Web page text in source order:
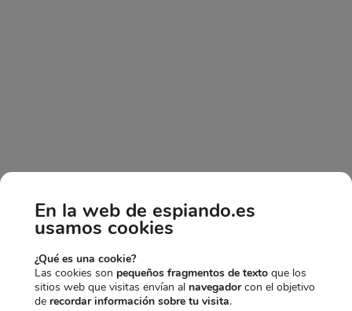
CARACTERÍSTICAS TÉCNICAS:
RESOLUCIÓN 4K Y MANDO A
DISTANCIA
En la web de espiando.es
usamos cookies
¿Qué es una cookie?
Las cookies son pequeños fragmentos de texto que los
sitios web que visitas envían al navegadorcon el objetivo
de recordar información sobre tu visita.